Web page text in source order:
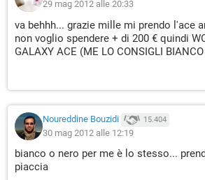
29 mag 2012 alle 20:33
va behhh... grazie mille mi prendo l'ace
non voglio spendere + di 200 € quindi
GALAXY ACE (ME LO CONSIGLI BIANCO
Noureddine Bouzidi 15.404
30 mag 2012 alle 12:19
bianco o nero per me è lo stesso...
piaccia